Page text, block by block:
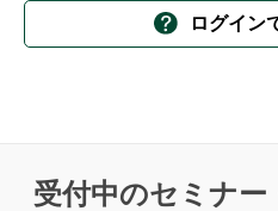
ログイン
受付中のセミナ